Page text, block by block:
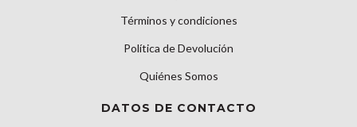
Términos y condiciones
Política de Devolución
Quiénes Somos
DATOS DE CONTACTO